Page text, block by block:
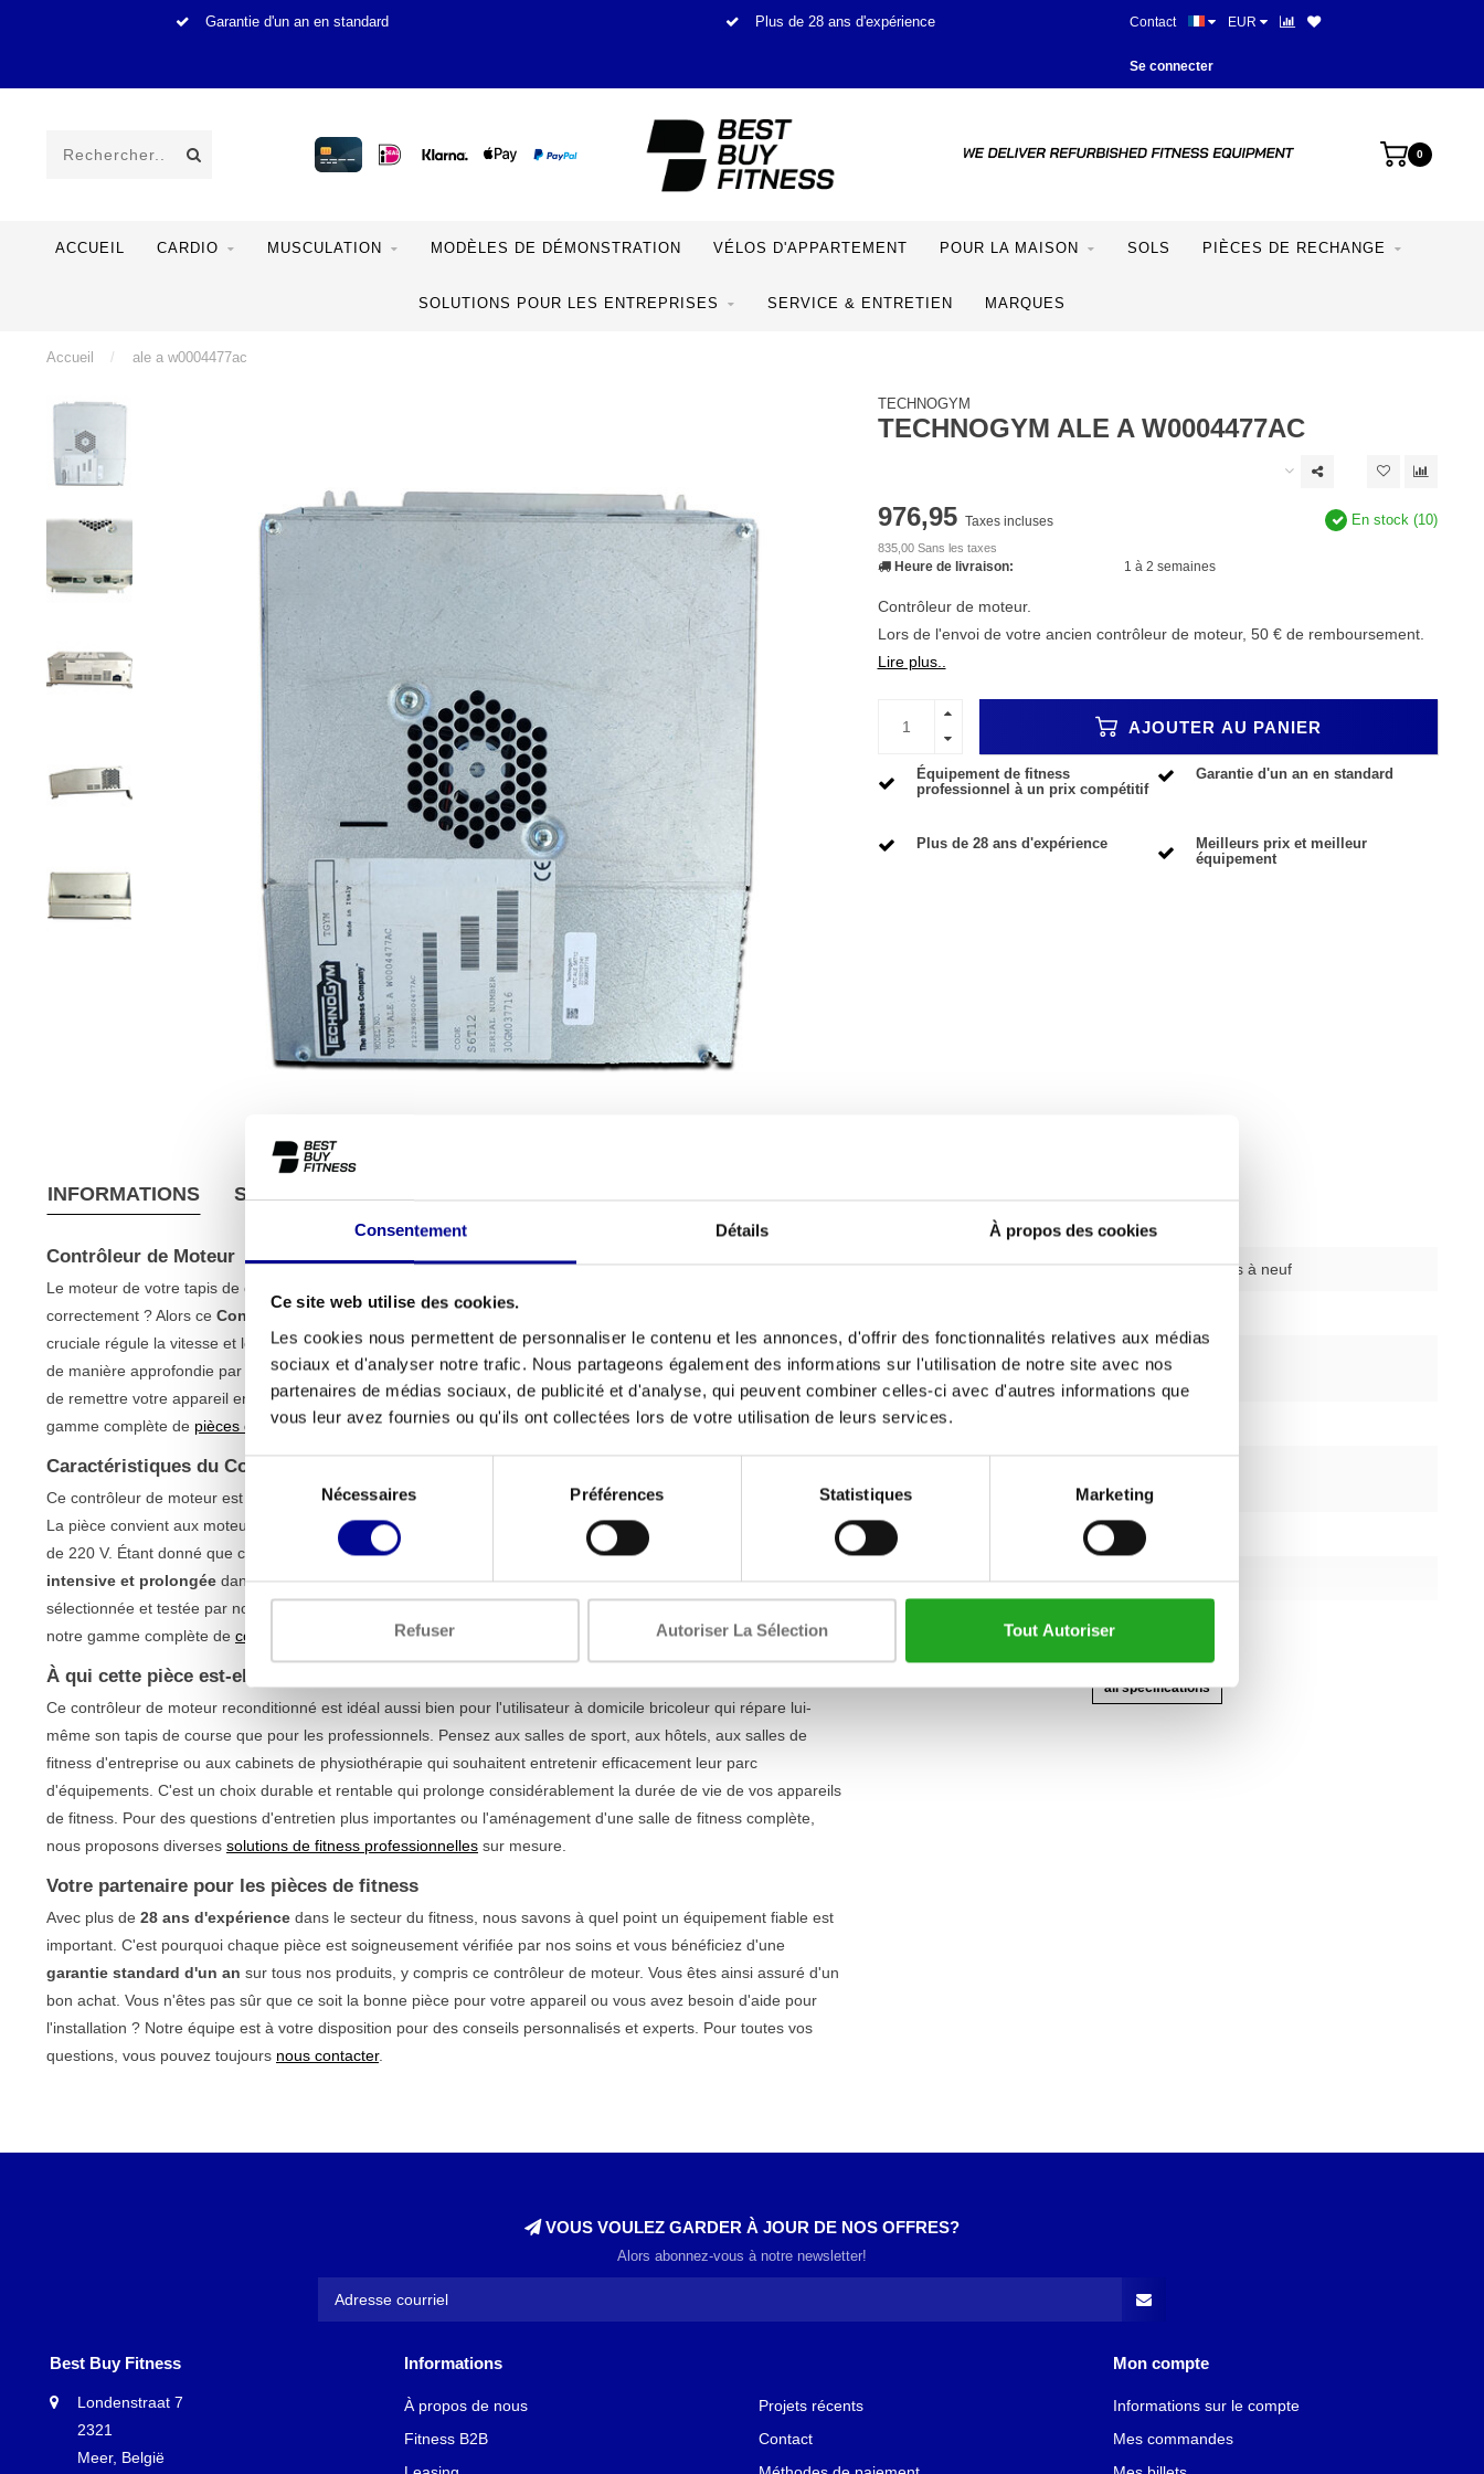
Consentement Détails À propos des cookies
Ce site web utilise des cookies.
Les cookies nous permettent de personnaliser le contenu et les annonces, d'offrir des fonctionnalités relatives aux médias
sociaux et d'analyser notre trafic. Nous partageons également des informations sur l'utilisation de notre site avec nos
partenaires de médias sociaux, de publicité et d'analyse, qui peuvent combiner celles-ci avec d'autres informations que
vous leur avez fournies ou qu'ils ont collectées lors de votre utilisation de leurs services.
Sélection
consentement
Nécessaires Préférences Statistiques Marketing
Refuser Autoriser La Sélection Tout Autoriser
Garantie d'un an en standard Plus de 28 ans d'expérience Meilleurs prix et meilleur
Contact EUR
Se connecter
0
ACCUEIL CARDIO MUSCULATION MODÈLES DE DÉMONSTRATION VÉLOS D'APPARTEMENT POUR LA MAISON SOLS PIÈCES DE RECHANGE
SOLUTIONS POUR LES ENTREPRISES SERVICE & ENTRETIEN MARQUES
Accueil / ale a w0004477ac
TECHNOGYM
TECHNOGYM ALE A W0004477AC
976,95 Taxes incluses
835,00 Sans les taxes
En stock (10)
Heure de livraison: 1 à 2 semaines
Contrôleur de moteur.
Lors de l'envoi de votre ancien contrôleur de moteur, 50 € de remboursement.
Lire plus..
AJOUTER AU PANIER
Équipement de fitness
professionnel à un prix compétitif
Garantie d'un an en standard
Plus de 28 ans d'expérience
Meilleurs prix et meilleur
équipement
INFORMATIONS SPÉCIFICATIONS
Contrôleur de Moteur
Le moteur de votre tapis de course ou autre appareil de fitness est-il défectueux ou ne répond-il plus
correctement ? Alors ce Contrôleur de Moteur
cruciale régule la vitesse et les performances du moteur. Cet exemplaire a été entièrement reconditionné et testé
de manière approfondie par nos techniciens pour sa qualité et sa fiabilité. Il offre un moyen intelligent et durable
de remettre votre appareil en parfait état, sans les coûts d'un nouvel appareil. Découvrez également notre
gamme complète de pièces de rechange.
Caractéristiques du Contrôleur de Moteur
Ce contrôleur de moteur est conçu pour restaurer entièrement les performances de votre équipement de fitness.
La pièce convient aux moteurs puissants jusqu'à 3 ou 4 CV et fonctionne facilement sur une alimentation standard
de 220 V. Étant donné que ce contrôleur provient d'équipements professionnels, il est conçu pour une
utilisation
intensive et prolongée dans un environnement exigeant. Chaque pièce reconditionnée est soigneusement
sélectionnée et testée par nos soins, afin de vous garantir une solution fiable qui durera des années. Découvrez
notre gamme complète de contrôleurs de moteur si vous recherchez un modèle spécifique.
À qui cette pièce est-elle destinée ?
Ce contrôleur de moteur reconditionné est idéal aussi bien pour l'utilisateur à domicile bricoleur qui répare lui-
même son tapis de course que pour les professionnels. Pensez aux salles de sport, aux hôtels, aux salles de
fitness d'entreprise ou aux cabinets de physiothérapie qui souhaitent entretenir efficacement leur parc
d'équipements. C'est un choix durable et rentable qui prolonge considérablement la durée de vie de vos appareils
de fitness. Pour des questions d'entretien plus importantes ou l'aménagement d'une salle de fitness complète,
nous proposons diverses solutions de fitness professionnelles sur mesure.
Votre partenaire pour les pièces de fitness
Avec plus de 28 ans d'expérience dans le secteur du fitness, nous savons à quel point un équipement fiable est
important. C'est pourquoi chaque pièce est soigneusement vérifiée par nos soins et vous bénéficiez d'une
garantie standard d'un an sur tous nos produits, y compris ce contrôleur de moteur. Vous êtes ainsi assuré d'un
bon achat. Vous n'êtes pas sûr que ce soit la bonne pièce pour votre appareil ou vous avez besoin d'aide pour
l'installation ? Notre équipe est à votre disposition pour des conseils personnalisés et experts. Pour toutes vos
questions, vous pouvez toujours nous contacter.
Condition physique d'occasion remis à neuf
Fonction de fréquence
oui
Rapidité
maximal (%)
Surface de course sans objet
Réductible non
Puissance du moteur (hp
all specifications
VOUS VOULEZ GARDER À JOUR DE NOS OFFRES?
Alors abonnez-vous à notre newsletter!
Best Buy Fitness
Londenstraat 7
2321
Meer, België
Informations
À propos de nous
Fitness B2B
Projets récents
Contact
Mon compte
Informations sur le compte
Mes commandes